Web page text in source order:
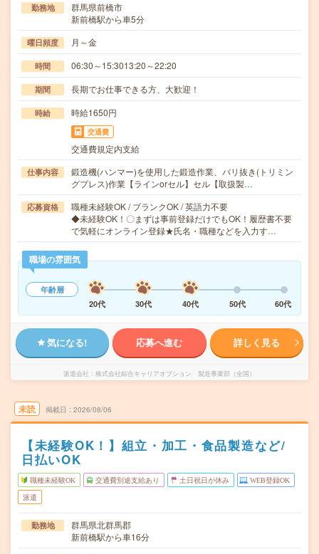
勤務地
群馬県前橋市
新前橋駅から車5分
曜日頻度 月～金
時間 06:30～15:3013:20～22:20
期間 長期でお仕事できる方、大歓迎！
時給 時給1650円
交通費
交通費規定内支給
仕事内容
鍛造機(ハンマー)を使用した鍛造作業、バリ抜き(トリミン
グプレス)作業【ラインorセル】セル【取扱製…
応募資格
職種未経験OK / ブランクOK / 英語力不要
◆未経験OK！〇まずは事前登録だけでもOK！履歴書不要
で気軽にオンライン登録★氏名・職種などを入力す…
職場の雰囲気
年齢層
20代
30代 40代 50代 60代
気になる! 応募へ進む 詳しく見る
派遣会社 株式会社綜合キャリアオプション 製造事業部（全国）
未読 掲載日 2026/08/06
【未経験OK！】組立・加工・食品製造など/
日払いOK
職種未経験OK 交通費別途支給あり 土日祝日が休み WEB登録OK
派遣
勤務地
群馬県北群馬郡
新前橋駅から車16分